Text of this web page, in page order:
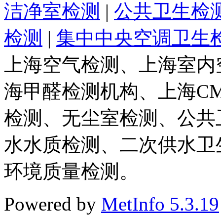
洁净室检测 | 公共卫生检
检测 | 集中中央空调卫生
上海空气检测、上海室
海甲醛检测机构、上海
检测、无尘室检测、公
水水质检测、二次供水
环境质量检测。
Powered by MetInfo 5.3.19